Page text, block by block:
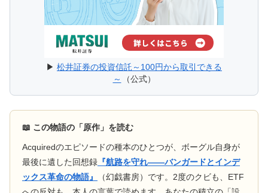
▶ 松井証券の投資信託～100円から取引できる
～
（公式）
📖 この物語の「原作」を読む
Acquiredのエピソードの種本のひとつが、ボーグル自身が
最後に遺した回想録 『航路を守れ——バンガードとインデ
ックス革命の物語』
（幻戯書房）です。2度のクビも、ETF